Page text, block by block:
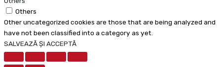
Others
Other uncategorized cookies are those that are being analyzed and
have not been classified into a category as yet.
SALVEAZĂ ȘI ACCEPTĂ